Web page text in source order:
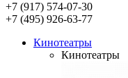
+7 (917) 574-07-30
+7 (495) 926-63-77
Кинотеатры
Кинотеатры